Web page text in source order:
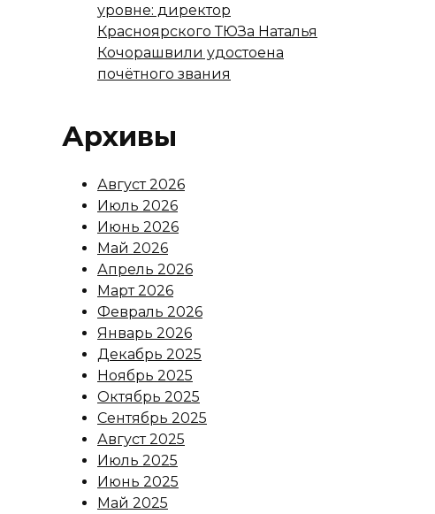
уровне: директор
Красноярского ТЮЗа Наталья
Кочорашвили удостоена
почётного звания
Архивы
Август 2026
Июль 2026
Июнь 2026
Май 2026
Апрель 2026
Март 2026
Февраль 2026
Январь 2026
Декабрь 2025
Ноябрь 2025
Октябрь 2025
Сентябрь 2025
Август 2025
Июль 2025
Июнь 2025
Май 2025